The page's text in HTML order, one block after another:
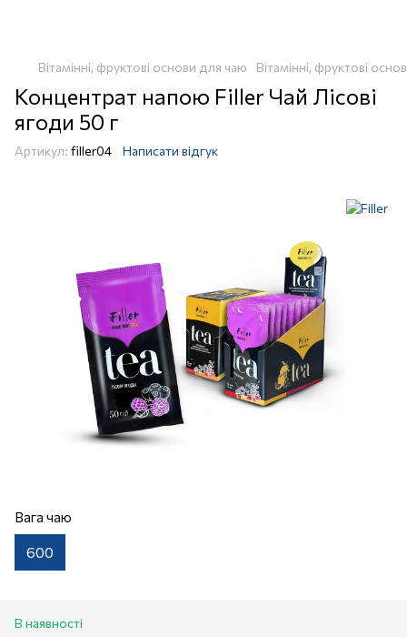
Вітамінні, фруктові основи для чаю Вітамінні, фруктові
Концентрат напою Filler Чай Лісові
ягоди 50 г
Артикул: filler04 Написати відгук
Вага чаю
600
В наявності